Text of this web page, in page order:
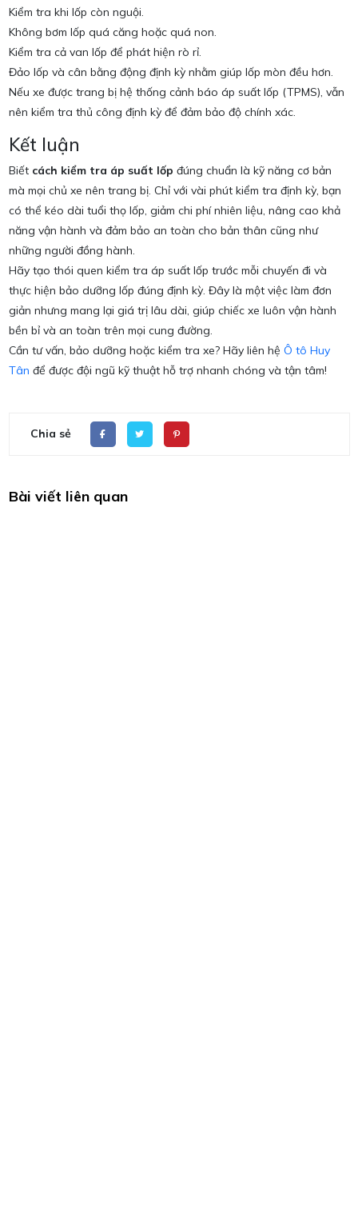
Kiểm tra khi lốp còn nguội.
Không bơm lốp quá căng hoặc quá non.
Kiểm tra cả van lốp để phát hiện rò rỉ.
Đảo lốp và cân bằng động định kỳ nhằm giúp lốp mòn đều hơn.
Nếu xe được trang bị hệ thống cảnh báo áp suất lốp (TPMS), vẫn
nên kiểm tra thủ công định kỳ để đảm bảo độ chính xác.
Kết luận
Biết cách kiểm tra áp suất lốp đúng chuẩn là kỹ năng cơ bản
mà mọi chủ xe nên trang bị. Chỉ với vài phút kiểm tra định kỳ, bạn
có thể kéo dài tuổi thọ lốp, giảm chi phí nhiên liệu, nâng cao khả
năng vận hành và đảm bảo an toàn cho bản thân cũng như
những người đồng hành.
Hãy tạo thói quen kiểm tra áp suất lốp trước mỗi chuyến đi và
thực hiện bảo dưỡng lốp đúng định kỳ. Đây là một việc làm đơn
giản nhưng mang lại giá trị lâu dài, giúp chiếc xe luôn vận hành
bền bỉ và an toàn trên mọi cung đường.
Cần tư vấn, bảo dưỡng hoặc kiểm tra xe? Hãy liên hệ Ô tô Huy
Tân để được đội ngũ kỹ thuật hỗ trợ nhanh chóng và tận tâm!
Chia sẻ
Bài viết liên quan